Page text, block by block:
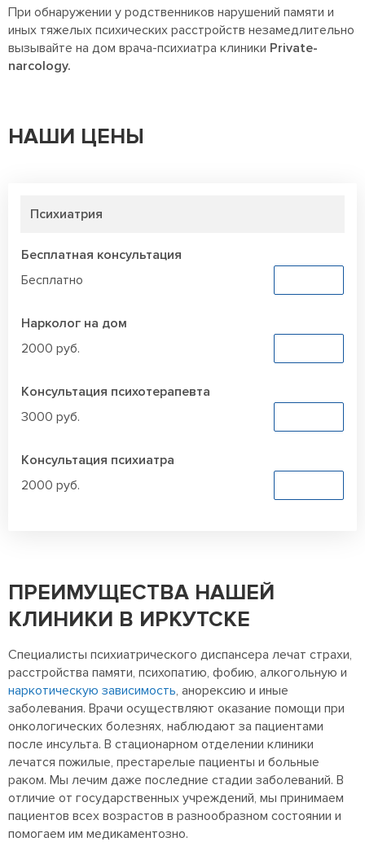
При обнаружении у родственников нарушений памяти и
иных тяжелых психических расстройств незамедлительно
вызывайте на дом врача-психиатра клиники Private-
narcology.
НАШИ ЦЕНЫ
Психиатрия
Бесплатная консультация
Бесплатно
Нарколог на дом
2000 руб.
Консультация психотерапевта
3000 руб.
Консультация психиатра
2000 руб.
ПРЕИМУЩЕСТВА НАШЕЙ
КЛИНИКИ В ИРКУТСКЕ
Специалисты психиатрического диспансера лечат страхи,
расстройства памяти, психопатию, фобию, алкогольную и
наркотическую зависимость, анорексию и иные
заболевания. Врачи осуществляют оказание помощи при
онкологических болезнях, наблюдают за пациентами
после инсульта. В стационарном отделении клиники
лечатся пожилые, престарелые пациенты и больные
раком. Мы лечим даже последние стадии заболеваний. В
отличие от государственных учреждений, мы принимаем
пациентов всех возрастов в разнообразном состоянии и
помогаем им медикаментозно.